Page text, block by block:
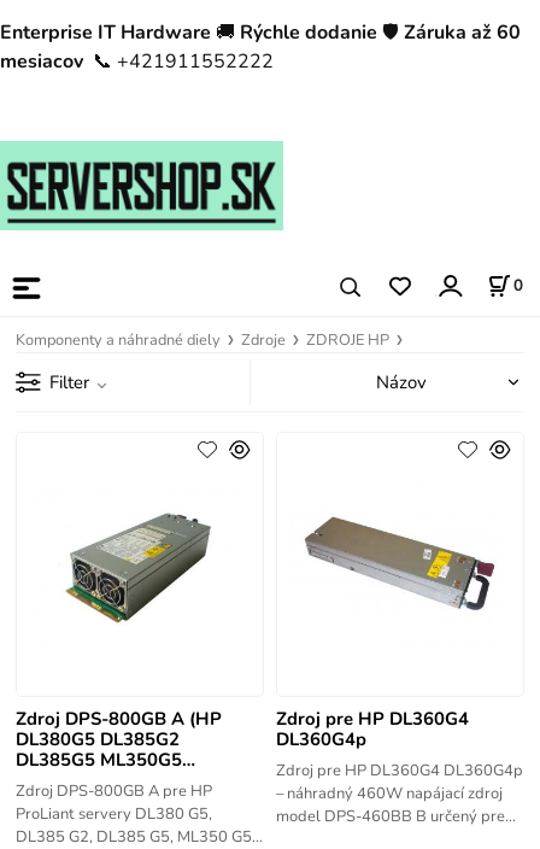
Enterprise IT Hardware 🚚 Rýchle dodanie 🛡️ Záruka až 60
mesiacov 📞 +421911552222
0
Komponenty a náhradné diely Zdroje ZDROJE HP
Filter
Zdroj DPS-800GB A (HP
DL380G5 DL385G2
DL385G5 ML350G5
ML370G5)
Zdroj DPS-800GB A pre HP
ProLiant servery DL380 G5,
DL385 G2, DL385 G5, ML350 G5
Zdroj pre HP DL360G4
DL360G4p
Zdroj pre HP DL360G4 DL360G4p
– náhradný 460W napájací zdroj
model DPS-460BB B určený pre